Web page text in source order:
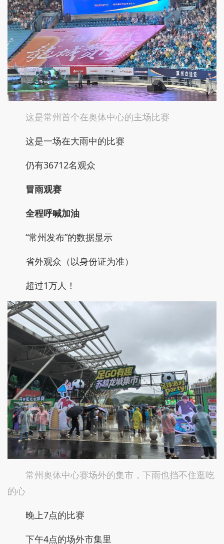
这是常州首个在奥体中心的主场比赛
这是一场在大雨中的比赛
仍有36712名观众
冒雨观赛
全程呼喊加油
“常州发布”的数据显示
省外观众（以身份证为准）
超过1万人！
常州奥体中心赛场外的集市，下雨也挡不住逛吃
的心
晚上7点的比赛
下午4点的场外市集里